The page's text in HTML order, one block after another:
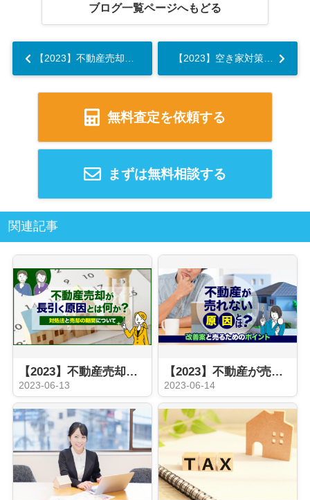
ブログ一覧ページへもどる
無料査定を依頼する
まずは無料相談する
関連記事
【2023】不動産売却が長引く原因とは何か？対処法と売却の期間について
2023-06-13
【2023】不動産が売れない原因とは？改善案と売るためのポイント
2023-06-14